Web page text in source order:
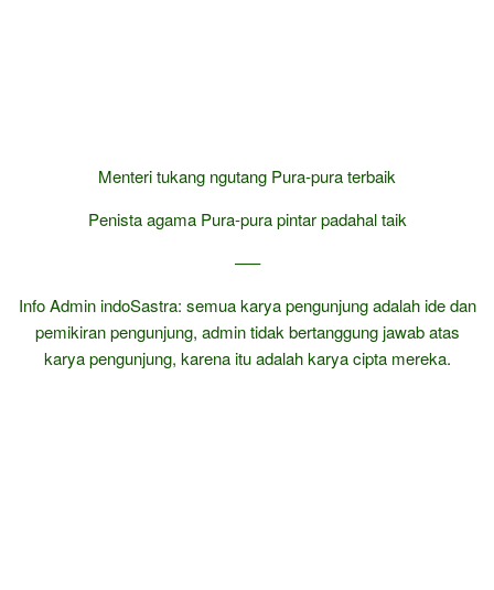
Menteri tukang ngutang Pura-pura terbaik
Penista agama Pura-pura pintar padahal taik
—–
Info Admin indoSastra: semua karya pengunjung adalah ide dan
pemikiran pengunjung, admin tidak bertanggung jawab atas
karya pengunjung, karena itu adalah karya cipta mereka.